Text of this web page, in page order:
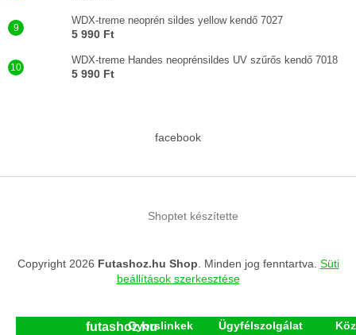
WDX-treme neoprén sildes yellow kendő 7027
5 990 Ft
WDX-treme Handes neoprénsildes UV szűrős kendő 7018
5 990 Ft
facebook
Shoptet készítette
Copyright 2026 Futashoz.hu Shop. Minden jog fenntartva. Süti
beállítások szerkesztése
futashoz.huGyorslinkek
Ügyfélszolgálat